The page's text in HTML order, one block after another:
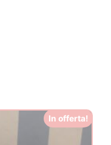
In offerta!